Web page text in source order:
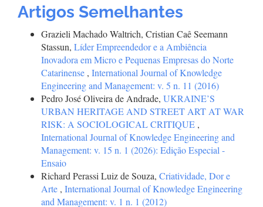
Artigos Semelhantes
Grazieli Machado Waltrich, Cristian Caê Seemann
Stassun, Líder Empreendedor e a Ambiência
Inovadora em Micro e Pequenas Empresas do Norte
Catarinense , International Journal of Knowledge
Engineering and Management: v. 5 n. 11 (2016)
Pedro José Oliveira de Andrade, UKRAINE’S
URBAN HERITAGE AND STREET ART AT WAR
RISK: A SOCIOLOGICAL CRITIQUE ,
International Journal of Knowledge Engineering and
Management: v. 15 n. 1 (2026): Edição Especial -
Ensaio
Richard Perassi Luiz de Souza, Criatividade, Dor e
Arte , International Journal of Knowledge Engineering
and Management: v. 1 n. 1 (2012)